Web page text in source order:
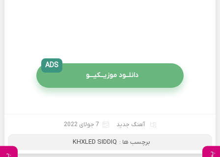
دانلــود موزیــکیـــو
ADS
آهنگ جدید 7 جولای 2022
برچسب ها : KHXLED SIDDIQ